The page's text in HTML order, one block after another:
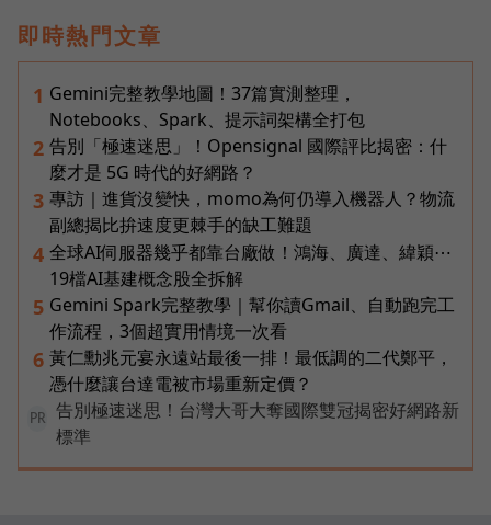
即時熱門文章
1 Gemini完整教學地圖！37篇實測整理，
Notebooks、Spark、提示詞架構全打包
2 告別「極速迷思」！Opensignal 國際評比揭密：什
麼才是 5G 時代的好網路？
3 專訪｜進貨沒變快，momo為何仍導入機器人？物流
副總揭比拚速度更棘手的缺工難題
4 全球AI伺服器幾乎都靠台廠做！鴻海、廣達、緯穎⋯
19檔AI基建概念股全拆解
5 Gemini Spark完整教學｜幫你讀Gmail、自動跑完工
作流程，3個超實用情境一次看
6 黃仁勳兆元宴永遠站最後一排！最低調的二代鄭平，
憑什麼讓台達電被市場重新定價？
PR
告別極速迷思！台灣大哥大奪國際雙冠揭密好網路新
標準